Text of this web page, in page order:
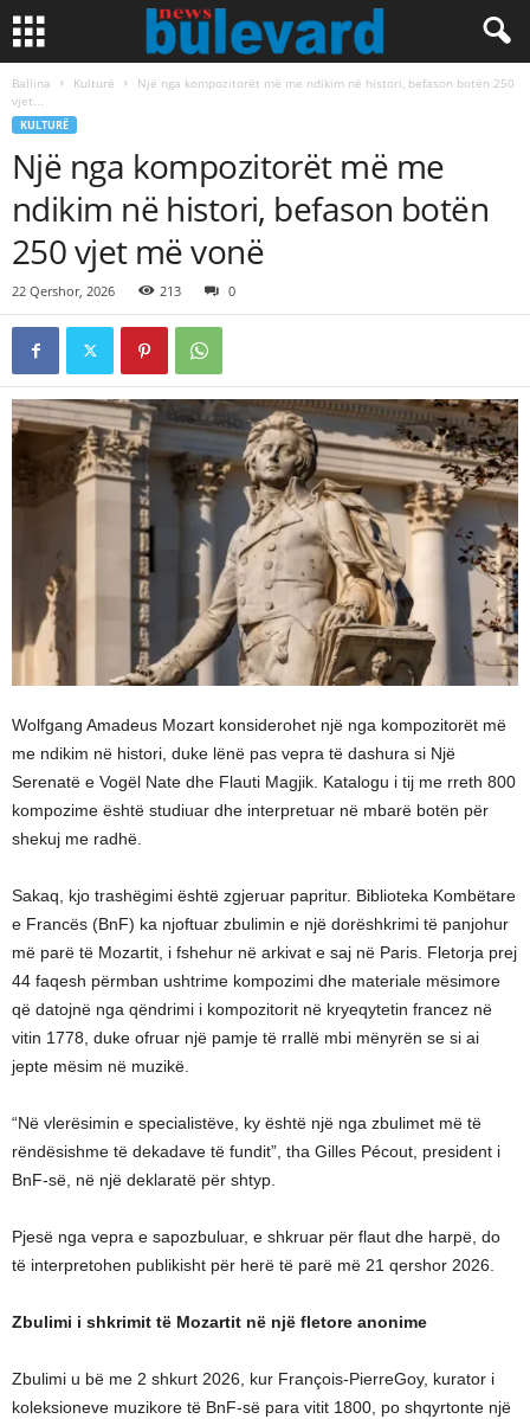
Ballina Kulturë
Një nga kompozitorët më me ndikim në histori, befason botën 250
vjet...
KULTURË
Një nga kompozitorët më me
ndikim në histori, befason botën
250 vjet më vonë
22 Qershor, 2026 213 0
Wolfgang Amadeus Mozart konsiderohet një nga kompozitorët më
me ndikim në histori, duke lënë pas vepra të dashura si Një
Serenatë e Vogël Nate dhe Flauti Magjik. Katalogu i tij me rreth 800
kompozime është studiuar dhe interpretuar në mbarë botën për
shekuj me radhë.
Sakaq, kjo trashëgimi është zgjeruar papritur. Biblioteka Kombëtare
e Francës (BnF) ka njoftuar zbulimin e një dorëshkrimi të panjohur
më parë të Mozartit, i fshehur në arkivat e saj në Paris. Fletorja prej
44 faqesh përmban ushtrime kompozimi dhe materiale mësimore
që datojnë nga qëndrimi i kompozitorit në kryeqytetin francez në
vitin 1778, duke ofruar një pamje të rrallë mbi mënyrën se si ai
jepte mësim në muzikë.
“Në vlerësimin e specialistëve, ky është një nga zbulimet më të
rëndësishme të dekadave të fundit”, tha Gilles Pécout, president i
BnF-së, në një deklaratë për shtyp.
Pjesë nga vepra e sapozbuluar, e shkruar për flaut dhe harpë, do
të interpretohen publikisht për herë të parë më 21 qershor 2026.
Zbulimi i shkrimit të Mozartit në një fletore anonime
Zbulimi u bë me 2 shkurt 2026, kur François-PierreGoy, kurator i
koleksioneve muzikore të BnF-së para vitit 1800, po shqyrtonte një